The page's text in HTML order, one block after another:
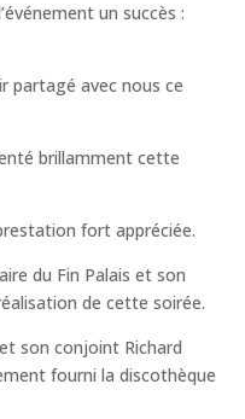
un succès :
partagé avec nous ce
brillamment cette
fort appréciée.
du Fin Palais et son
de cette soirée.
son conjoint Richard
fourni la discothèque